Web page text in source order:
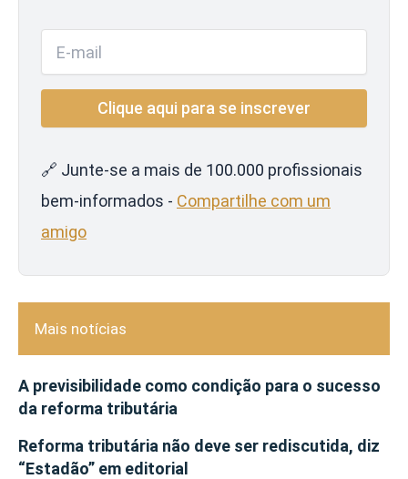
🔗 Junte-se a mais de 100.000 profissionais
bem-informados - Compartilhe com um
amigo
Mais notícias
A previsibilidade como condição para o sucesso
da reforma tributária
Reforma tributária não deve ser rediscutida, diz
“Estadão” em editorial